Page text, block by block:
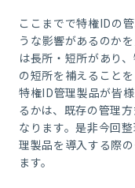
ここまでで特権IDの
うな影響があるのか
は長所・短所があり
の短所を補えること
特権ID管理製品が皆
るかは、既存の管理
なります。是非今回
理製品を導入する際
ます。